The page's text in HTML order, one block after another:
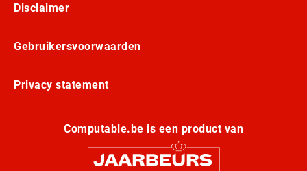
Disclaimer
Gebruikersvoorwaarden
Privacy statement
Computable.be is een product van